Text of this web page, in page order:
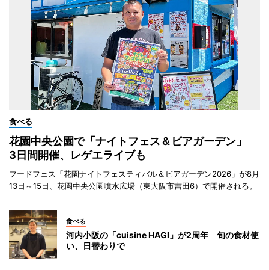
食べる
花園中央公園で「ナイトフェス＆ビアガーデン」
3日間開催、レゲエライブも
フードフェス「花園ナイトフェスティバル＆ビアガーデン2026」が8月
13日～15日、花園中央公園噴水広場（東大阪市吉田6）で開催される。
食べる
河内小阪の「cuisine HAGI」が2周年 旬の食材使
い、日替わりで